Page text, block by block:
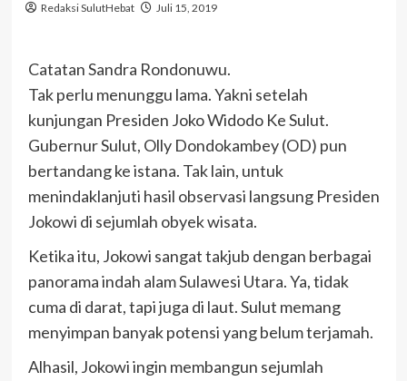
Redaksi SulutHebat Juli 15, 2019
Catatan Sandra Rondonuwu.
Tak perlu menunggu lama. Yakni setelah
kunjungan Presiden Joko Widodo Ke Sulut.
Gubernur Sulut, Olly Dondokambey (OD) pun
bertandang ke istana. Tak lain, untuk
menindaklanjuti hasil observasi langsung Presiden
Jokowi di sejumlah obyek wisata.
Ketika itu, Jokowi sangat takjub dengan berbagai
panorama indah alam Sulawesi Utara. Ya, tidak
cuma di darat, tapi juga di laut. Sulut memang
menyimpan banyak potensi yang belum terjamah.
Alhasil, Jokowi ingin membangun sejumlah